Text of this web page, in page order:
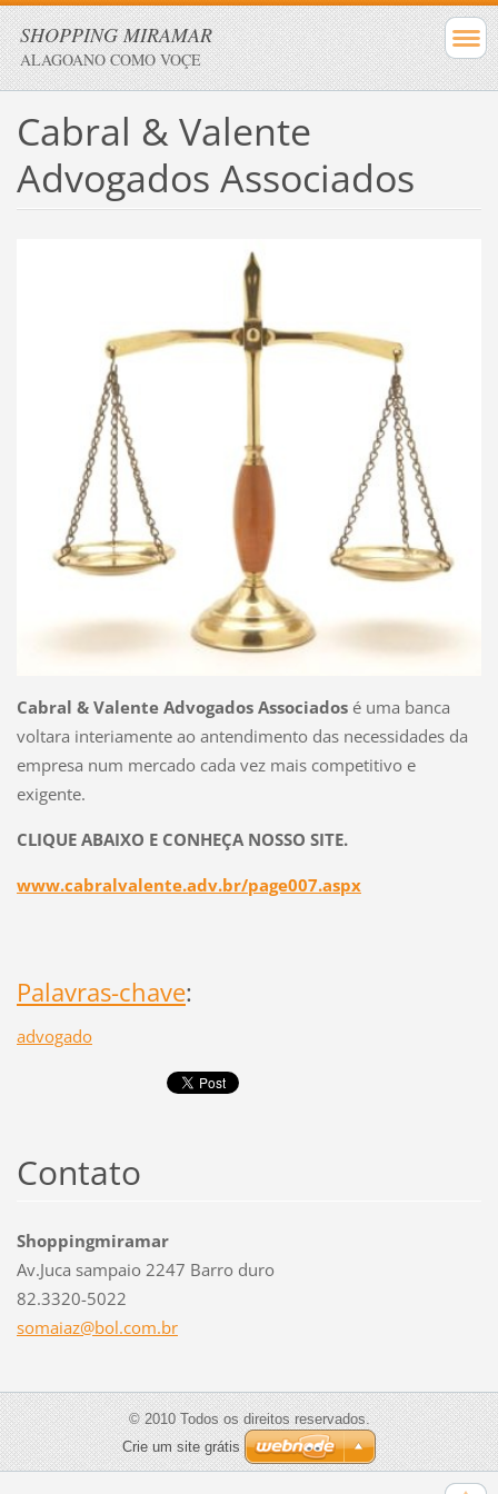
SHOPPING MIRAMAR
ALAGOANO COMO VOÇE
Cabral & Valente
Advogados Associados
Cabral & Valente Advogados Associados é uma banca
voltara interiamente ao antendimento das necessidades da
empresa num mercado cada vez mais competitivo e
exigente.
CLIQUE ABAIXO E CONHEÇA NOSSO SITE.
www.cabralvalente.adv.br/page007.aspx
Palavras-chave:
advogado
Contato
Shoppingmiramar
Av.Juca sampaio 2247 Barro duro
82.3320-5022
somaiaz@bol.com.br
© 2010 Todos os direitos reservados.
Crie um site grátis